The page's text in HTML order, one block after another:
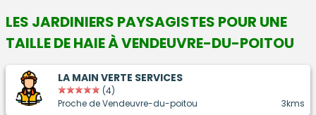
LES JARDINIERS PAYSAGISTES POUR UNE
TAILLE DE HAIE À VENDEUVRE-DU-POITOU
LA MAIN VERTE SERVICES
(4)
Proche de Vendeuvre-du-poitou
3kms